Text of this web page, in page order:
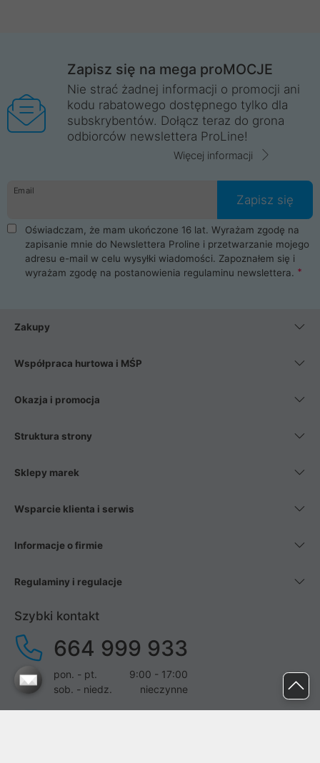
Zapisz się na mega proMOCJE
Nie strać żadnej informacji o promocji ani
kodu rabatowego dostępnego tylko dla
subskrybentów. Dołącz teraz do grona
odbiorców newslettera ProLine!
Więcej informacji
Email
Zapisz się
Oświadczam, że mam ukończone 16 lat. Wyrażam zgodę na
zapisanie mnie do Newslettera Proline i przetwarzanie mojego
adresu e-mail w celu wysyłki wiadomości. Zapoznałem się i
wyrażam zgodę na postanowienia regulaminu newslettera.
Zakupy
Współpraca hurtowa i MŚP
Okazja i promocja
Struktura strony
Sklepy marek
Wsparcie klienta i serwis
Informacje o firmie
Regulaminy i regulacje
Szybki kontakt
664 999 933
pon. - pt.
9:00 - 17:00
sob. - niedz.
nieczynne